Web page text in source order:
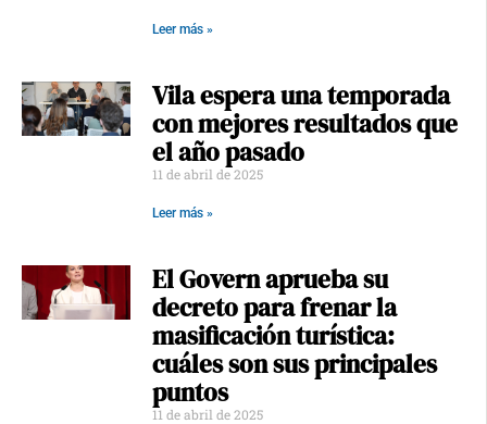
Leer más »
Vila espera una temporada
con mejores resultados que
el año pasado
11 de abril de 2025
Leer más »
El Govern aprueba su
decreto para frenar la
masificación turística:
cuáles son sus principales
puntos
11 de abril de 2025